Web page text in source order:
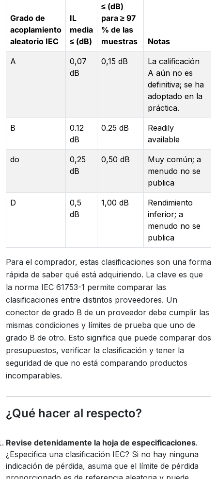
Grado de
acoplamiento
aleatorio IEC
IL
media
≤ (dB)
≤ (dB)
para ≥ 97
% de las
muestras
Notas
A
0,07
dB
0,15 dB
La calificación
A aún no es
definitiva; se ha
adoptado en la
práctica.
B
0.12
dB
0.25 dB
Readily
available
do
0,25
dB
0,50 dB
Muy común; a
menudo no se
publica
D
0,5
dB
1,00 dB
Rendimiento
inferior; a
menudo no se
publica
Para el comprador, estas clasificaciones son una forma
rápida de saber qué está adquiriendo. La clave es que
la norma IEC 61753-1 permite comparar las
clasificaciones entre distintos proveedores. Un
conector de grado B de un proveedor debe cumplir las
mismas condiciones y límites de prueba que uno de
grado B de otro. Esto significa que puede comparar dos
presupuestos, verificar la clasificación y tener la
seguridad de que no está comparando productos
incomparables.
¿Qué hacer al respecto?
Revise detenidamente la hoja de especificaciones.
¿Especifica una clasificación IEC? Si no hay ninguna
indicación de pérdida, asuma que el límite de pérdida